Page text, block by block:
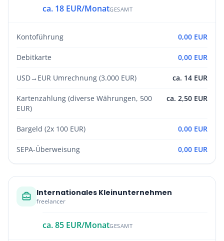
ca. 18 EUR/MonatGESAMT
Kontoführung 0,00 EUR
Debitkarte 0,00 EUR
USD→EUR Umrechnung (3.000 EUR) ca. 14 EUR
Kartenzahlung (diverse Währungen, 500
EUR)
ca. 2,50 EUR
Bargeld (2x 100 EUR) 0,00 EUR
SEPA-Überweisung 0,00 EUR
Internationales Kleinunternehmen
freelancer
ca. 85 EUR/MonatGESAMT